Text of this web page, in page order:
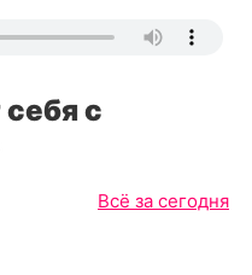
с
Всё за сегодня